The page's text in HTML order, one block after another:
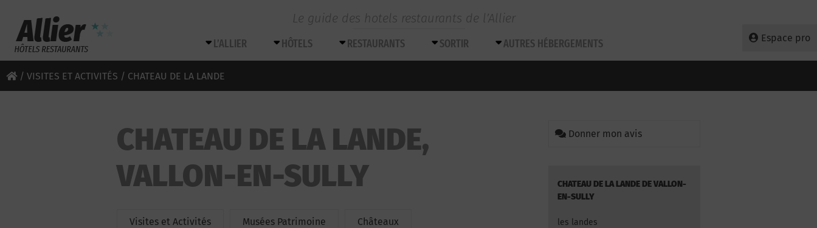
Le guide des hotels restaurants de l’Allier
Espace pro
L’ALLIER HÔTELS RESTAURANTS SORTIR AUTRES HÉBERGEMENTS
/ VISITES ET ACTIVITÉS / CHATEAU DE LA LANDE
CHATEAU DE LA LANDE,
VALLON-EN-SULLY
Visites et Activités Musées Patrimoine Châteaux
Donner mon avis
CHATEAU DE LA LANDE DE VALLON-
EN-SULLY
les landes